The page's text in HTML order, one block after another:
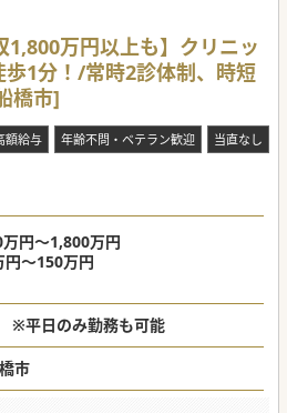
1,800万円以上も】クリニッ
1分！/常時2診体制、時短
橋市]
額給与 年齢不問・ベテラン歓迎 当直なし
円～1,800万円
円～150万円
＞
1,400万円～
1,800万円～
人柄によって決定致します。
※平日のみ勤務も可能
船橋市